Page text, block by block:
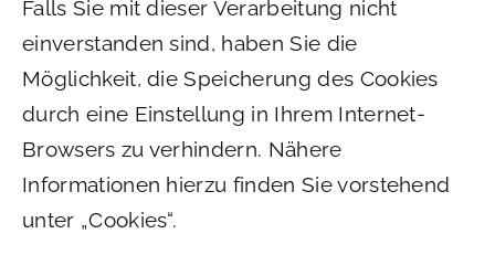
Falls Sie mit dieser Verarbeitung nicht
einverstanden sind, haben Sie die
Möglichkeit, die Speicherung des Cookies
durch eine Einstellung in Ihrem Internet-
Browsers zu verhindern. Nähere
Informationen hierzu finden Sie vorstehend
unter „Cookies“.